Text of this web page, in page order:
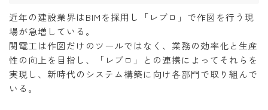
近年の建設業界はBIMを採用し「レブロ」で作図を行う現
場が急増している。
関電工は作図だけのツールではなく、業務の効率化と生産
性の向上を目指し、「レブロ」との連携によってそれらを
実現し、新時代のシステム構築に向け各部門で取り組んで
いる。